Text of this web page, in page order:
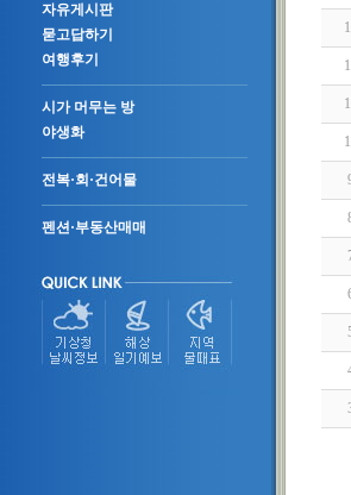
자유게시판
묻고답하기
여행후기
시가 머무는 방
야생화
전복·회·건어물
펜션·부동산매매